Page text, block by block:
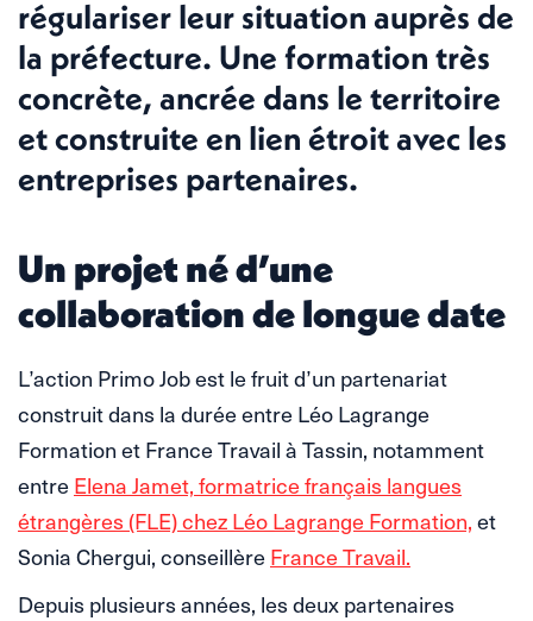
régulariser leur situation auprès de
la préfecture. Une formation très
concrète, ancrée dans le territoire
et construite en lien étroit avec les
entreprises partenaires.
Un projet né d’une
collaboration de longue date
L’action Primo Job est le fruit d’un partenariat
construit dans la durée entre Léo Lagrange
Formation et France Travail à Tassin, notamment
entreElena Jamet, formatrice français langues
étrangères (FLE) chez Léo Lagrange Formation,et
Sonia Chergui, conseillèreFrance Travail.
Depuis plusieurs années, les deux partenaires